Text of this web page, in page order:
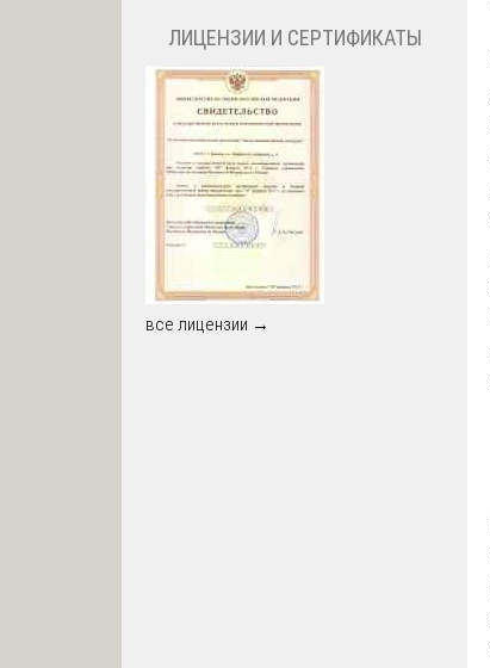
ЛИЦЕНЗИИ И СЕРТИФИКАТЫ
все лицензии →